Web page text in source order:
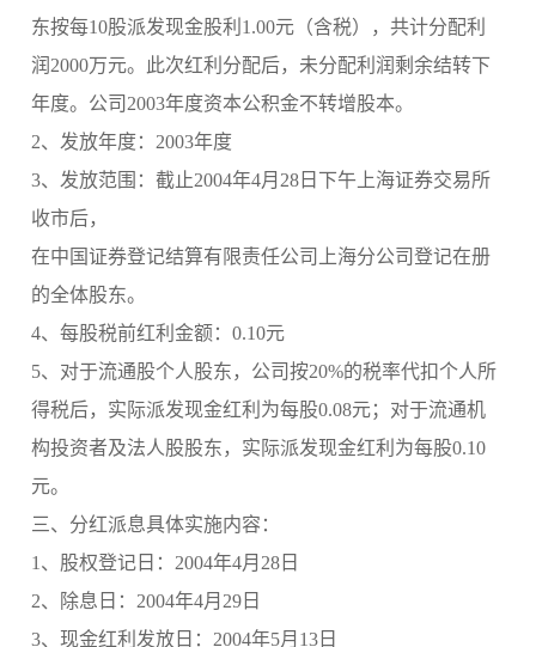
东按每10股派发现金股利1.00元（含税），共计分配利
润2000万元。此次红利分配后，未分配利润剩余结转下
年度。公司2003年度资本公积金不转增股本。
2、发放年度：2003年度
3、发放范围：截止2004年4月28日下午上海证券交易所
收市后，
在中国证券登记结算有限责任公司上海分公司登记在册
的全体股东。
4、每股税前红利金额：0.10元
5、对于流通股个人股东，公司按20%的税率代扣个人所
得税后，实际派发现金红利为每股0.08元；对于流通机
构投资者及法人股股东，实际派发现金红利为每股0.10
元。
三、分红派息具体实施内容：
1、股权登记日：2004年4月28日
2、除息日：2004年4月29日
3、现金红利发放日：2004年5月13日